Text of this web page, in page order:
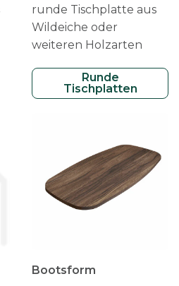
runde Tischplatte aus
Wildeiche oder
weiteren Holzarten
Runde
Tischplatten
Bootsform